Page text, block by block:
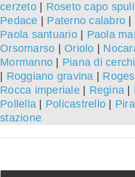
cerzeto| Roseto capo
Pedace
Paterno calabro
Paola santuario| Paola
Orsomarso
Oriolo
Mormanno
Piana di
Roggiano gravina Roges
Rocca imperiale| Regina
Pollella
Policastrello
stazione